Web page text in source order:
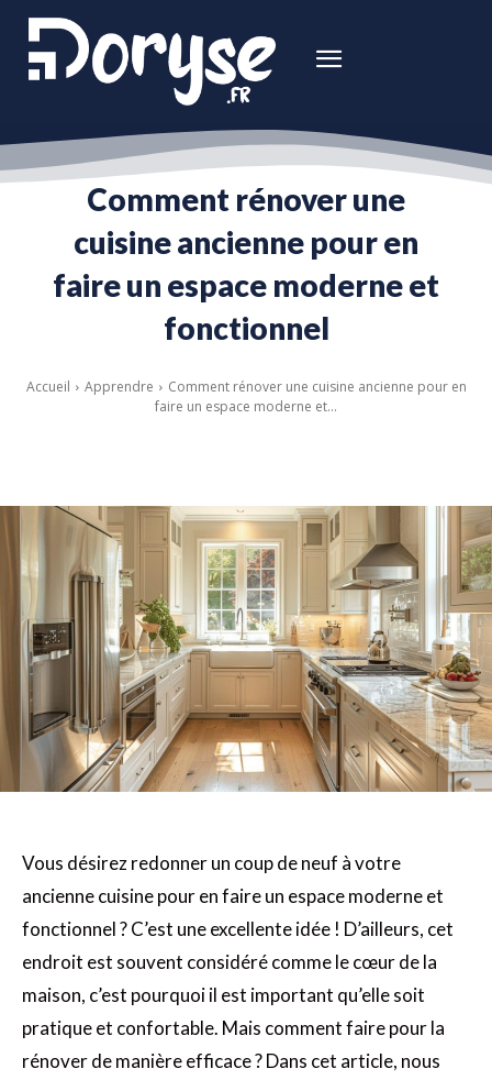
Comment rénover une
cuisine ancienne pour en
faire un espace moderne et
fonctionnel
Accueil Apprendre
Comment rénover une cuisine ancienne pour en
faire un espace moderne et...
Vous désirez redonner un coup de neuf à votre
ancienne cuisine pour en faire un espace moderne et
fonctionnel ? C’est une excellente idée ! D’ailleurs, cet
endroit est souvent considéré comme le cœur de la
maison, c’est pourquoi il est important qu’elle soit
pratique et confortable. Mais comment faire pour la
rénover de manière efficace ? Dans cet article, nous